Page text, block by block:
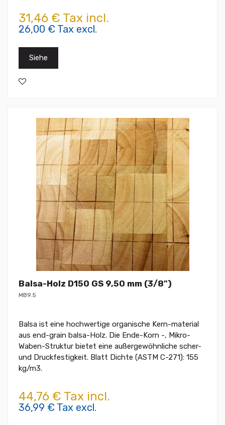
31,46 € Tax incl.
26,00 € Tax excl.
Siehe
Balsa-Holz D150 GS 9,50 mm (3/8")
MB9.5
Balsa ist eine hochwertige organische Kern-material
aus end-grain balsa-Holz. Die Ende-Korn -, Mikro-
Waben-Struktur bietet eine außergewöhnliche scher-
und Druckfestigkeit. Blatt Dichte (ASTM C-271): 155
kg/m3.
44,76 € Tax incl.
36,99 € Tax excl.